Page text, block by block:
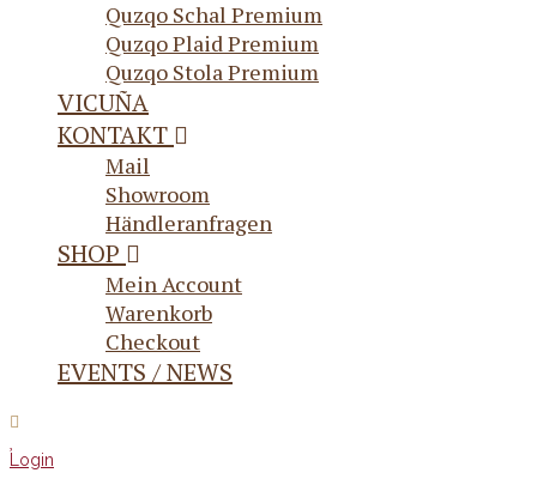
Quzqo Schal Premium
Quzqo Plaid Premium
Quzqo Stola Premium
VICUÑA
KONTAKT
Mail
Showroom
Händleranfragen
SHOP
Mein Account
Warenkorb
Checkout
EVENTS / NEWS
Login